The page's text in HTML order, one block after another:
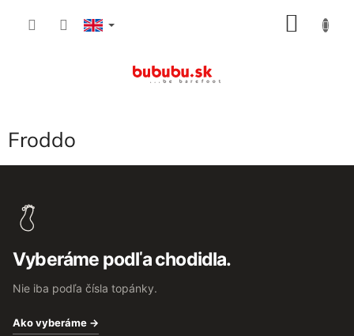
Froddo
Vyberáme podľa chodidla.
Nie iba podľa čísla topánky.
Ako vyberáme →